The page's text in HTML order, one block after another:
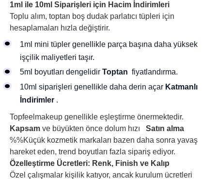
1ml ile 10ml Siparişleri için Hacim İndirimleri
Toplu alım, toptan boş dudak parlatıcı tüpleri için
hesaplamaları hızla değiştirir.
1ml mini tüpler genellikle parça başına daha yüksek
işçilik maliyetleri taşır.
5ml boyutları dengelidir Toptan fiyatlandırma.
10ml siparişleri genellikle daha derin açar Katmanlı
İndirimler .
Topfeelmakeup genellikle eşleştirme önermektedir.
Kapsam ve büyükten önce dolum hızı Satın alma
%%Küçük kozmetik markaları bazen daha sonra yavaş
hareket eden, trend boyutları fazla sipariş ediyor.
Özelleştirme Ücretleri: Renk, Finish ve Kalıp
Özel çalışmalar kişilik katıyor, ancak kurulum ücretleri